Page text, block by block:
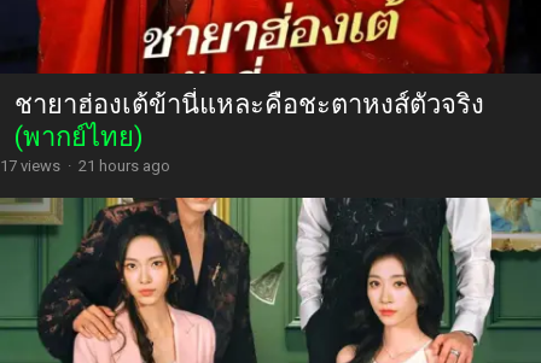
ชายาฮ่องเต้ข้านี่แหละคือชะตาหงส์ตัวจริง
(พากย์ไทย)
17 views · 21 hours ago